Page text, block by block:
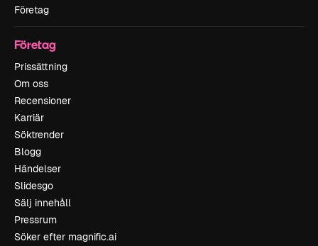
Företag
Företag
Prissättning
Om oss
Recensioner
Karriär
Söktrender
Blogg
Händelser
Slidesgo
Sälj innehåll
Pressrum
Söker efter magnific.ai